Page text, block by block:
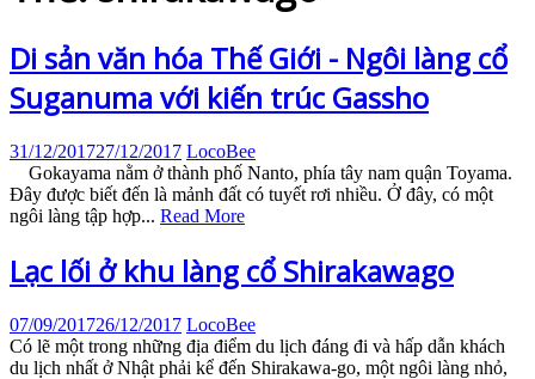
Di sản văn hóa Thế Giới - Ngôi làng cổ
Suganuma với kiến trúc Gassho
31/12/201727/12/2017 LocoBee
Gokayama nằm ở thành phố Nanto, phía tây nam quận Toyama.
Đây được biết đến là mảnh đất có tuyết rơi nhiều. Ở đây, có một
ngôi làng tập hợp... Read More
Lạc lối ở khu làng cổ Shirakawago
07/09/201726/12/2017 LocoBee
Có lẽ một trong những địa điểm du lịch đáng đi và hấp dẫn khách
du lịch nhất ở Nhật phải kể đến Shirakawa-go, một ngôi làng nhỏ,